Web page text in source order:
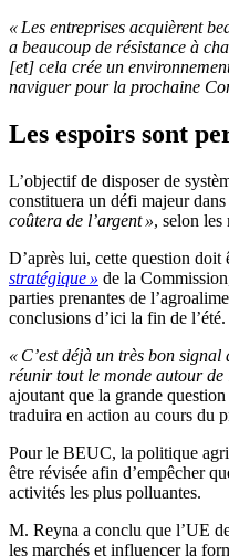
« Les entreprises acquièrent
a beaucoup de résistance à
[et] cela crée un
naviguer pour la prochaine
Les espoirs sont
L’objectif de disposer de
constituera un défi majeur
coûtera de l’argent », selon les
D’après lui, cette question doit
stratégique » de la
parties prenantes de
conclusions d’ici la fin de l’été.
« C’est déjà un très bon
réunir tout le monde autour de
ajoutant que la grande
traduira en action au cours du
Pour le BEUC, la politique
être révisée afin d’empêcher
activités les plus polluantes.
M. Reyna a conclu que l’UE
les marchés et influencer la